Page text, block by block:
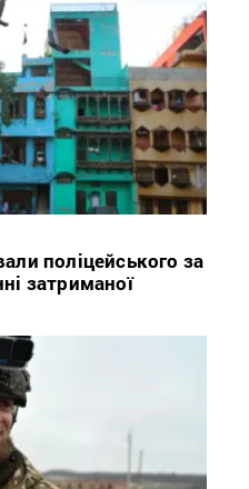
поліцейського за
затриманої